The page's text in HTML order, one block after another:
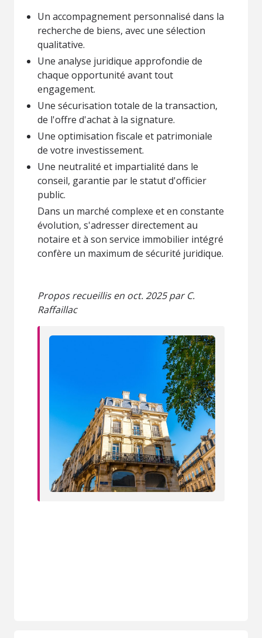
Un accompagnement personnalisé dans la
recherche de biens, avec une sélection
qualitative.
Une analyse juridique approfondie de
chaque opportunité avant tout
engagement.
Une sécurisation totale de la transaction,
de l'offre d'achat à la signature.
Une optimisation fiscale et patrimoniale
de votre investissement.
Une neutralité et impartialité dans le
conseil, garantie par le statut d'officier
public.
Dans un marché complexe et en constante
évolution, s'adresser directement au
notaire et à son service immobilier intégré
confère un maximum de sécurité juridique.
Propos recueillis en oct. 2025 par C.
Raffaillac